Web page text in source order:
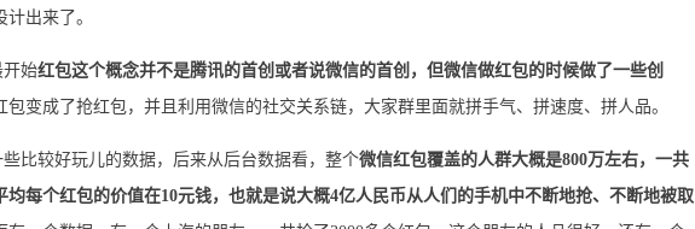
出来了。
始红包这个概念并不是腾讯的首创或者说微信的首创，但微信做红包的时候做了一些创
包变成了抢红包，并且利用微信的社交关系链，大家群里面就拼手气、拼速度、拼人品。
比较好玩儿的数据，后来从后台数据看，整个微信红包覆盖的人群大概是800万左右，一共
均每个红包的价值在10元钱，也就是说大概4亿人民币从人们的手机中不断地抢、不断地被取